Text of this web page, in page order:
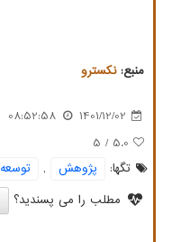
منبع:نكسترو
1401/12/02
08:52:58
5.0
/ 5
تگها:
پژوهش , توسعه
مطلب را می پسندید؟